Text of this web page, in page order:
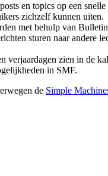
en topics op een
zichzelf kunnen uiten.
met behulp van
sturen naar andere
verjaardagen zien in de
in SMF.
de Simple